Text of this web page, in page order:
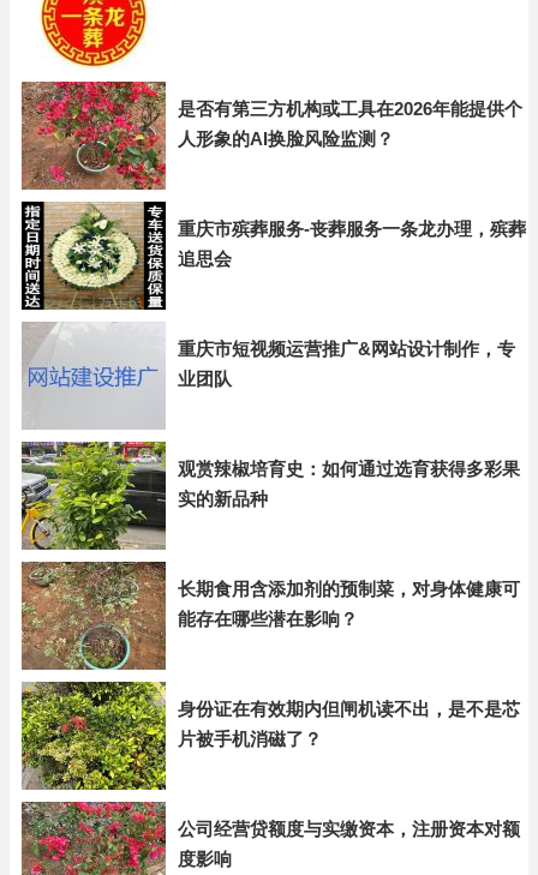
是否有第三方机构或工具在2026年能提供个
人形象的AI换脸风险监测？
重庆市殡葬服务-丧葬服务一条龙办理，殡葬
追思会
重庆市短视频运营推广&网站设计制作，专
业团队
观赏辣椒培育史：如何通过选育获得多彩果
实的新品种
长期食用含添加剂的预制菜，对身体健康可
能存在哪些潜在影响？
身份证在有效期内但闸机读不出，是不是芯
片被手机消磁了？
公司经营贷额度与实缴资本，注册资本对额
度影响